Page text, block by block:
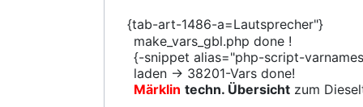
{tab-art-1486-a=Lautsprecher"}
make_vars_gbl.php done !
{-snippet alias="php-script-
laden -> 38201-Vars done!
Märklin techn. Übersicht zum